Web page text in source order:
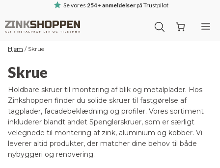
indhold
Se vores 254+ anmeldelserpå Trustpilot
Hjem / Skrue
Skrue
Holdbare skruer til montering af blik og metalplader. Hos
Zinkshoppen finder du solide skruer til fastgørelse af
tagplader, facadebeklædning og profiler. Vores sortiment
inkluderer blandt andet Spenglerskruer, som er særligt
velegnede til montering af zink, aluminium og kobber. Vi
leverer altid produkter, der matcher dine behov til både
nybyggeri og renovering.